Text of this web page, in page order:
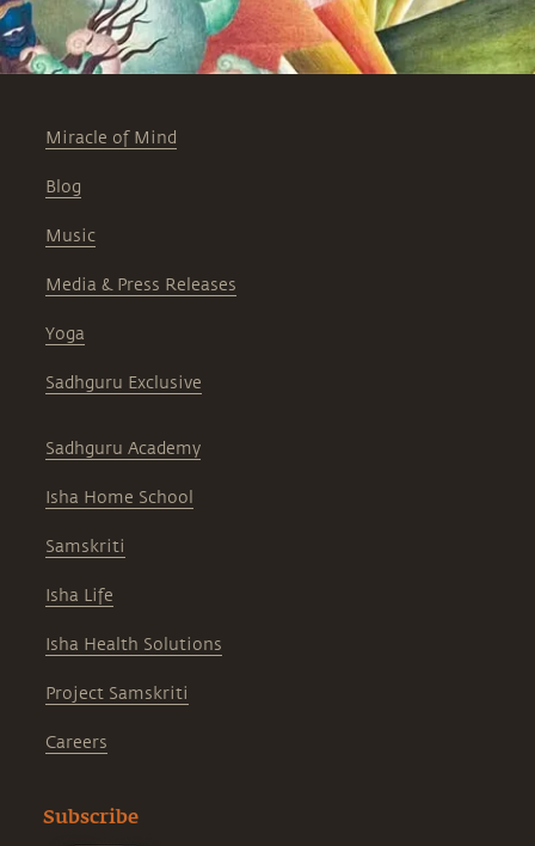
Miracle of Mind
Blog
Music
Media & Press Releases
Yoga
Sadhguru Exclusive
Sadhguru Academy
Isha Home School
Samskriti
Isha Life
Isha Health Solutions
Project Samskriti
Careers
Subscribe